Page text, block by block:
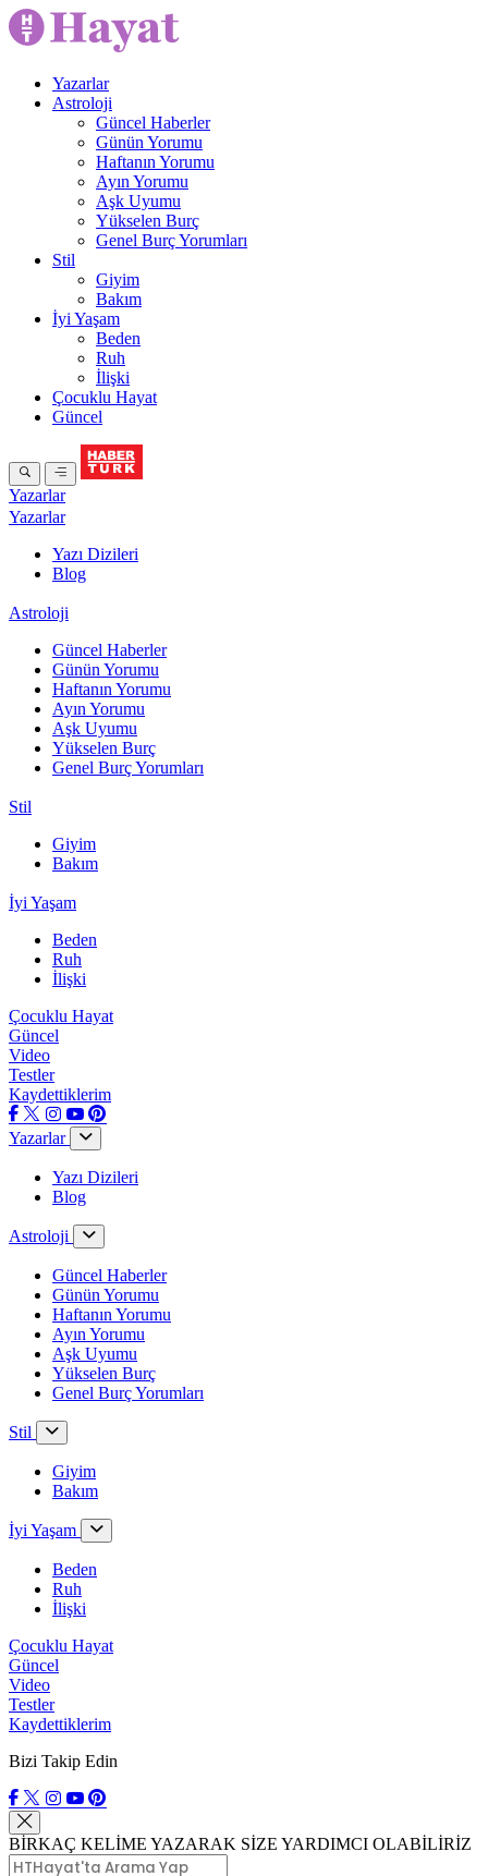
Yazarlar
Astroloji
Güncel Haberler
Günün Yorumu
Haftanın Yorumu
Ayın Yorumu
Aşk Uyumu
Yükselen Burç
Genel Burç Yorumları
Stil
Giyim
Bakım
İyi Yaşam
Beden
Ruh
İlişki
Çocuklu Hayat
Güncel
Yazarlar
Yazarlar
Yazı Dizileri
Blog
Astroloji
Güncel Haberler
Günün Yorumu
Haftanın Yorumu
Ayın Yorumu
Aşk Uyumu
Yükselen Burç
Genel Burç Yorumları
Stil
Giyim
Bakım
İyi Yaşam
Beden
Ruh
İlişki
Çocuklu Hayat
Güncel
Video
Testler
Kaydettiklerim
Yazarlar
Yazı Dizileri
Blog
Astroloji
Güncel Haberler
Günün Yorumu
Haftanın Yorumu
Ayın Yorumu
Aşk Uyumu
Yükselen Burç
Genel Burç Yorumları
Stil
Giyim
Bakım
İyi Yaşam
Beden
Ruh
İlişki
Çocuklu Hayat
Güncel
Video
Testler
Kaydettiklerim
Bizi Takip Edin
BİRKAÇ KELİME YAZARAK SİZE YARDIMCI OLABİLİRİZ